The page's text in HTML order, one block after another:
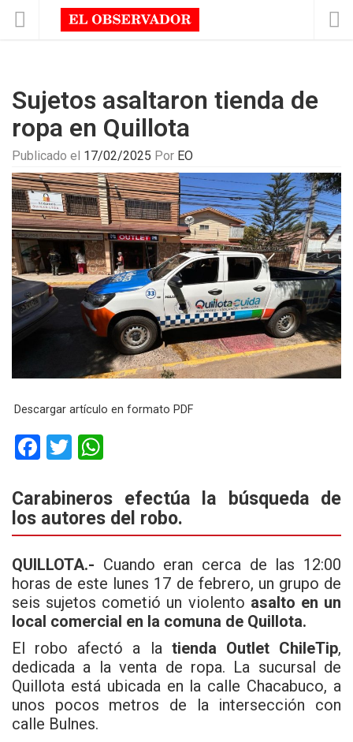
Sujetos asaltaron tienda de
ropa en Quillota
Publicado el 17/02/2025 Por EO
Descargar artículo en formato PDF
F
ce
b
o
k
T
tt
er
at
s
p
p
Carabineros efectúa la búsqueda de
los autores del robo.
QUILLOTA.- Cuando eran cerca de las 12:00
horas de este lunes 17 de febrero, un grupo de
seis sujetos cometió un violento asalto en un
local comercial en la comuna de Quillota.
El robo afectó a la tienda Outlet ChileTip,
dedicada a la venta de ropa. La sucursal de
Quillota está ubicada en la calle Chacabuco, a
unos pocos metros de la intersección con
calle Bulnes.